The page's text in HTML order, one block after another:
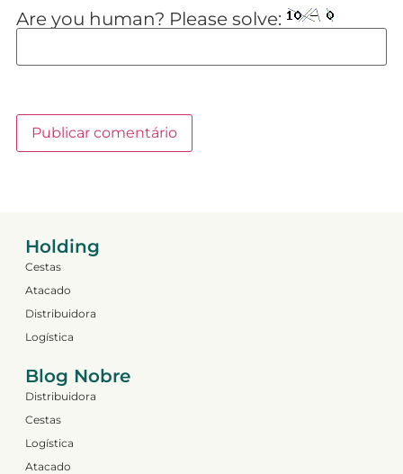
Are you human? Please solve:
Holding
Cestas
Atacado
Distribuidora
Logística
Blog Nobre
Distribuidora
Cestas
Logística
Atacado